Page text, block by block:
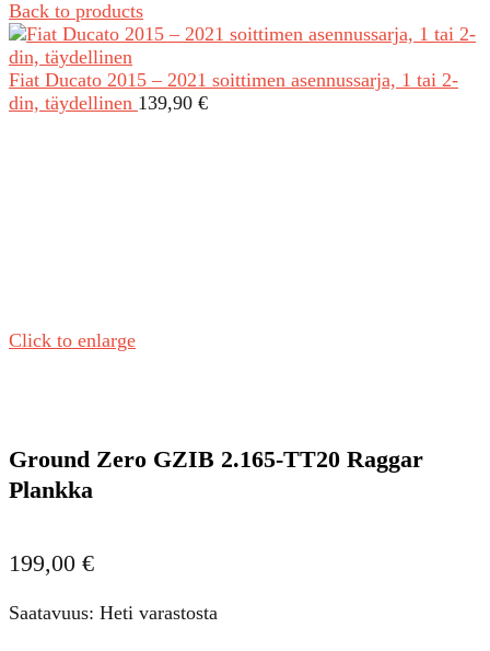
Back to products
Fiat Ducato 2015 – 2021 soittimen asennussarja, 1 tai 2-
din, täydellinen 139,90 €
Click to enlarge
Ground Zero GZIB 2.165-TT20 Raggar
Plankka
199,00 €
Saatavuus: Heti varastosta